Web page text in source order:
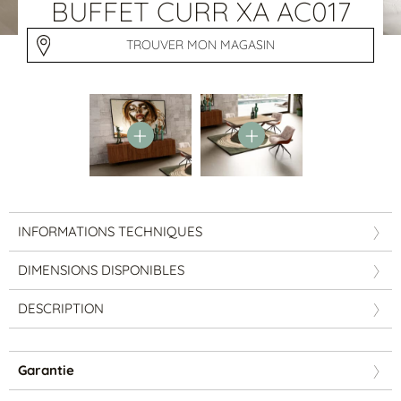
PAR FORME
Canapés avec méridienne
Tables repas
Tapis
Contemporain
BUFFET CURR XA AC017
TROUVER MON MAGASIN
INFORMATIONS TECHNIQUES
DIMENSIONS DISPONIBLES
DESCRIPTION
Garantie